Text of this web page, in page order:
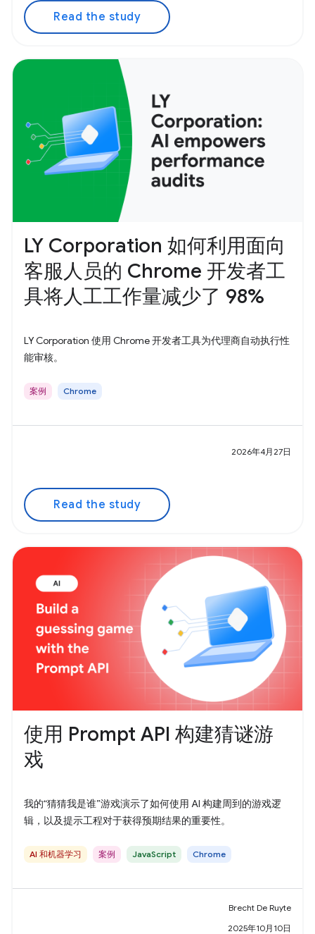
Read the study
LY Corporation 如何利用面向
客服人员的 Chrome 开发者工
具将人工工作量减少了 98%
LY Corporation 使用 Chrome 开发者工具为代理商自动执行性
能审核。
案例 Chrome
2026年4月27日
Read the study
使用 Prompt API 构建猜谜游
戏
我的“猜猜我是谁”游戏演示了如何使用 AI 构建周到的游戏逻
辑，以及提示工程对于获得预期结果的重要性。
AI 和机器学习 案例 JavaScript Chrome
Brecht De Ruyte
2025年10月10日